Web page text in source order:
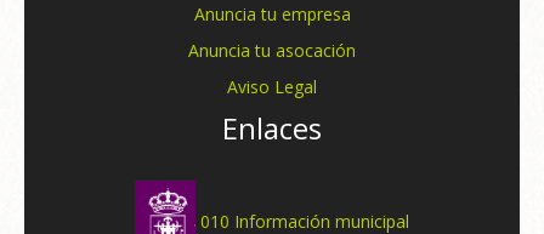
Anuncia tu empresa
Anuncia tu asocación
Aviso Legal
Enlaces
010 Información municipal